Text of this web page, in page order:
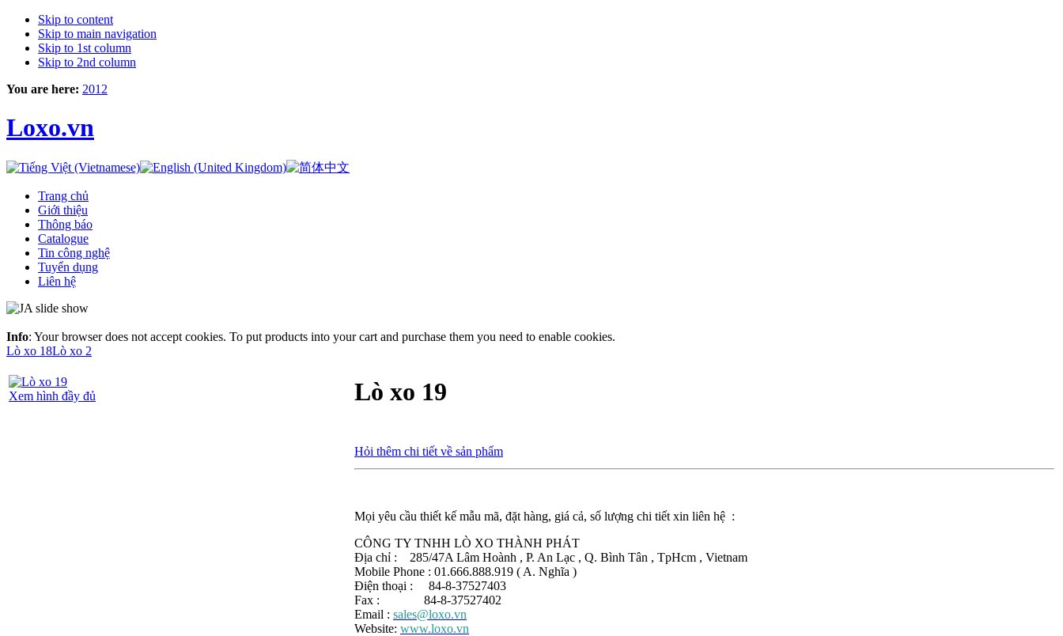
Skip to content
Skip to main navigation
Skip to 1st column
Skip to 2nd column
You are here: 2012
Loxo.vn
Trang chủ
Giới thiệu
Thông báo
Catalogue
Tin công nghệ
Tuyển dụng
Liên hệ
Info: Your browser does not accept cookies. To put products into your cart and purchase them you need to enable cookies.
Lò xo 18Lò xo 2
Xem hình đầy đủ Lò xo 19
Hỏi thêm chi tiết về sản phẩm
Mọi yêu cầu thiết kế mẫu mã, đặt hàng, giá cả, số lượng chi tiết xin liên hệ :
CÔNG TY TNHH LÒ XO THÀNH PHÁT
Địa chỉ : 285/47A Lâm Hoành , P. An Lạc , Q. Bình Tân , TpHcm , Vietnam
Mobile Phone : 01.666.888.919 ( A. Nghĩa )
Điện thoại : 84-8-37527403
Fax : 84-8-37527402
Email : sales@loxo.vn
Website: www.loxo.vn